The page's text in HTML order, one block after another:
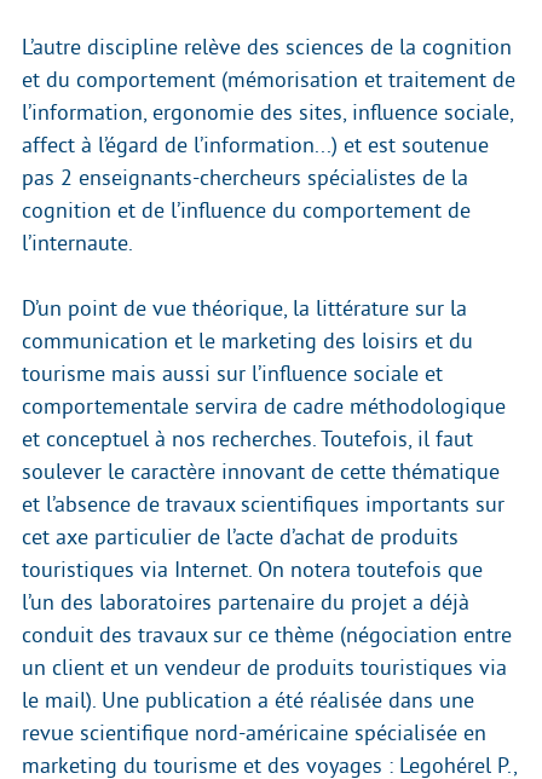
L’autre discipline relève des sciences de la cognition
et du comportement (mémorisation et traitement de
l’information, ergonomie des sites, influence sociale,
affect à l’égard de l’information...) et est soutenue
pas 2 enseignants-chercheurs spécialistes de la
cognition et de l’influence du comportement de
l’internaute.
D’un point de vue théorique, la littérature sur la
communication et le marketing des loisirs et du
tourisme mais aussi sur l’influence sociale et
comportementale servira de cadre méthodologique
et conceptuel à nos recherches. Toutefois, il faut
soulever le caractère innovant de cette thématique
et l’absence de travaux scientifiques importants sur
cet axe particulier de l’acte d’achat de produits
touristiques via Internet. On notera toutefois que
l’un des laboratoires partenaire du projet a déjà
conduit des travaux sur ce thème (négociation entre
un client et un vendeur de produits touristiques via
le mail). Une publication a été réalisée dans une
revue scientifique nord-américaine spécialisée en
marketing du tourisme et des voyages : Legohérel P.,